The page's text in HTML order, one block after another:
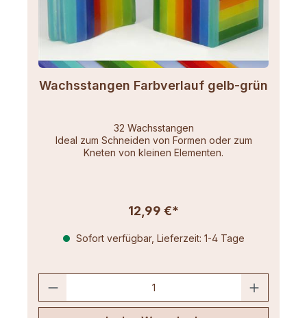
Wachsstangen Farbverlauf gelb-grün
32 Wachsstangen
Ideal zum Schneiden von Formen oder zum
Kneten von kleinen Elementen.
12,99 €*
Sofort verfügbar, Lieferzeit: 1-4 Tage